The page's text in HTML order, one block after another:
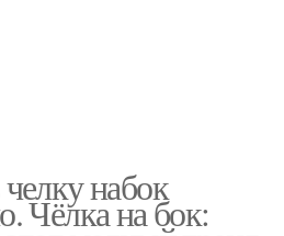
набок
Чёлка на бок: